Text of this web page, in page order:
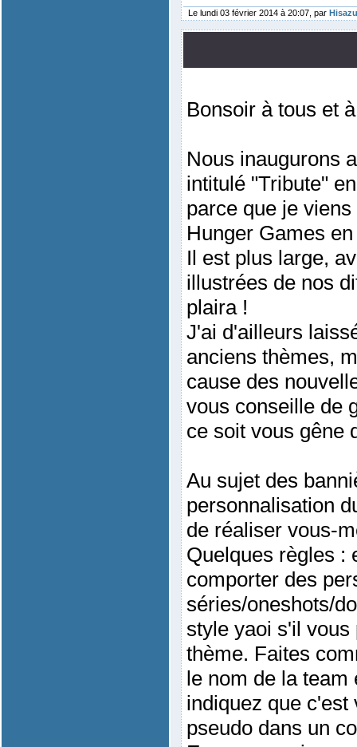
Le lundi 03 février 2014 à 20:07, par
Bonsoir à tous et
Nous inaugurons
intitulé "Tribute"
parce que je
Hunger Games
Il est plus large,
illustrées de nos
plaira !
J'ai d'ailleurs
anciens thèmes,
cause des
vous conseille de
ce soit vous gêne
Au sujet des
personnalisation
de réaliser vous-
Quelques règles :
comporter des
séries/oneshots/
style yaoi s'il
thème. Faites
le nom de la team
indiquez que c'est
pseudo dans un